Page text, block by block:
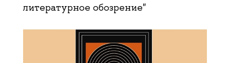
литературное обозрение"